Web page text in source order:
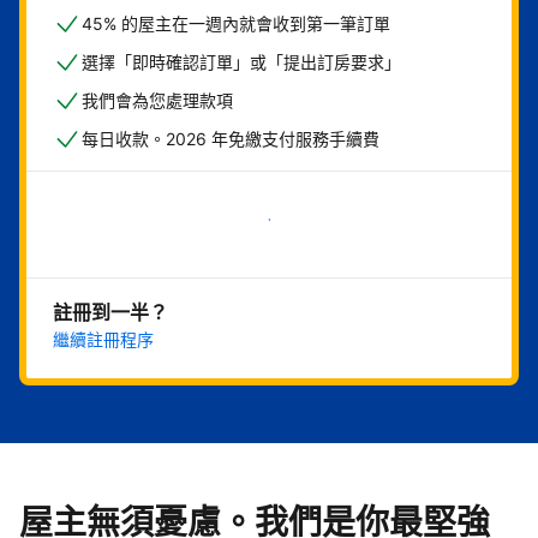
45% 的屋主在一週內就會收到第一筆訂單
選擇「即時確認訂單」或「提出訂房要求」
我們會為您處理款項
每日收款。2026 年免繳支付服務手續費
現在就開始
註冊到一半？
繼續註冊程序
屋主無須憂慮。我們是你最堅強